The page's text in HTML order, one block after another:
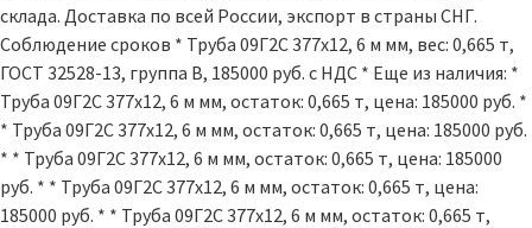
склада. Доставка по всей России, экспорт в страны СНГ.
Соблюдение сроков * Труба 09Г2С 377х12, 6 м мм, вес: 0,665 т,
ГОСТ 32528-13, группа В, 185000 руб. с НДС * Еще из наличия: *
Труба 09Г2С 377х12, 6 м мм, остаток: 0,665 т, цена: 185000 руб. *
* Труба 09Г2С 377х12, 6 м мм, остаток: 0,665 т, цена: 185000 руб.
* * Труба 09Г2С 377х12, 6 м мм, остаток: 0,665 т, цена: 185000
руб. * * Труба 09Г2С 377х12, 6 м мм, остаток: 0,665 т, цена:
185000 руб. * * Труба 09Г2С 377х12, 6 м мм, остаток: 0,665 т,